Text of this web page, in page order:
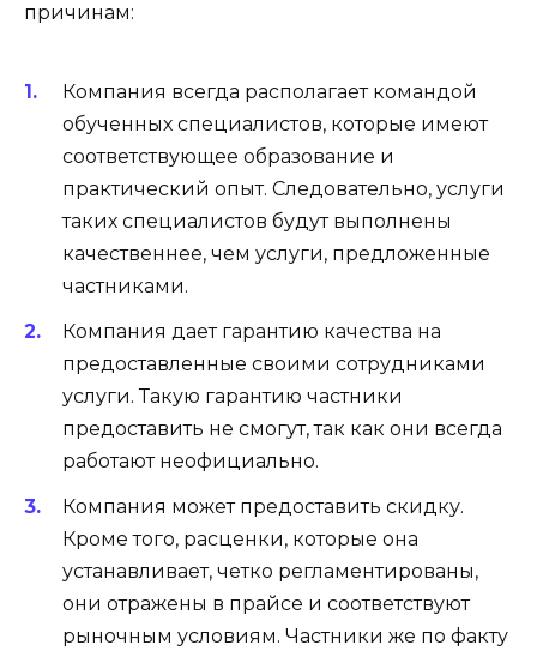
причинам:
Компания всегда располагает командой
обученных специалистов, которые имеют
соответствующее образование и
практический опыт. Следовательно, услуги
таких специалистов будут выполнены
качественнее, чем услуги, предложенные
частниками.
Компания дает гарантию качества на
предоставленные своими сотрудниками
услуги. Такую гарантию частники
предоставить не смогут, так как они всегда
работают неофициально.
Компания может предоставить скидку.
Кроме того, расценки, которые она
устанавливает, четко регламентированы,
они отражены в прайсе и соответствуют
рыночным условиям. Частники же по факту